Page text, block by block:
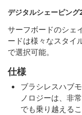
デジタルシェーピング
サーフボードのシェ
ードは様々なスタイ
で選択可能。
仕様
ブラシレスハブ
ノロジーは、非
でも乗り越えるこ